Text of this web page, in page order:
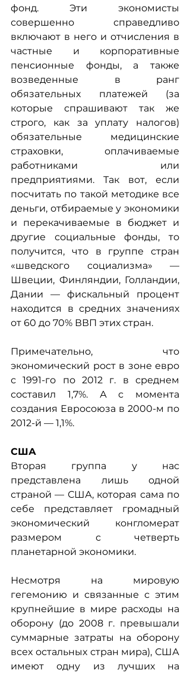
фонд. Эти экономисты
совершенно справедливо
включают в него и отчисления в
частные и корпоративные
пенсионные фонды, а также
возведенные в ранг
обязательных платежей (за
которые спрашивают так же
строго, как за уплату налогов)
обязательные медицинские
страховки, оплачиваемые
работниками или
предприятиями. Так вот, если
посчитать по такой методике все
деньги, отбираемые у экономики
и перекачиваемые в бюджет и
другие социальные фонды, то
получится, что в группе стран
«шведского социализма» —
Швеции, Финляндии, Голландии,
Дании — фискальный процент
находится в средних значениях
от 60 до 70% ВВП этих стран.
Примечательно, что
экономический рост в зоне евро
с 1991-го по 2012 г. в среднем
составил 1,7%. А с момента
создания Евросоюза в 2000-м по
2012-й — 1,1%.
США
Вторая группа у нас
представлена лишь одной
страной — США, которая сама по
себе представляет громадный
экономический конгломерат
размером с четверть
планетарной экономики.
Несмотря на мировую
гегемонию и связанные с этим
крупнейшие в мире расходы на
оборону (до 2008 г. превышали
суммарные затраты на оборону
всех остальных стран мира), США
имеют одну из лучших на